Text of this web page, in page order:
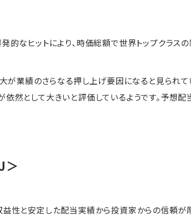
的なヒットにより、時価総額で世界トップクラス
業績のさらなる押し上げ要因になると見られて
然として大きいと評価しているようです。予想配
＞
性と安定した配当実績から投資家からの信頼が